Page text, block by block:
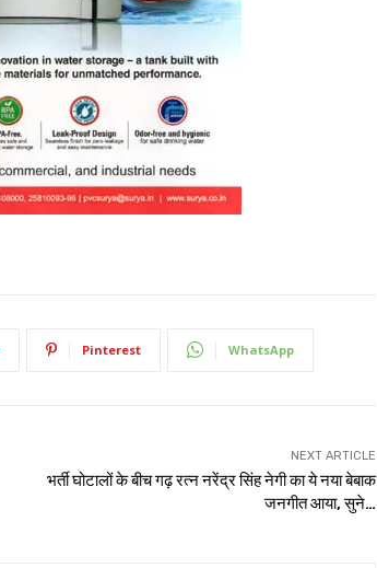
Pinterest WhatsApp
NEXT ARTICLE
भर्ती घोटालों के बीच गढ़ रत्न नरेंद्र सिंह नेगी का ये नया बेबाक
जनगीत आया, सुने…